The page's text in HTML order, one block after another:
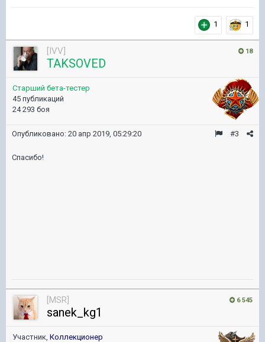
1 1
18
[IVV]
TAKSOVED
Старший бета-тестер
45 публикаций
24 293 боя
#3
Опубликовано: 20 апр 2019, 05:29:20
Спасибо!
6 545
[MSR]
sanek_kg1
Участник, Коллекционер